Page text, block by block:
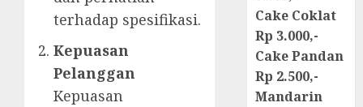
terhadap spesifikasi.
Kepuasan
Pelanggan
Kepuasan
Cake Coklat
Rp 3.000,-
Cake Pandan
Rp 2.500,-
Mandarin